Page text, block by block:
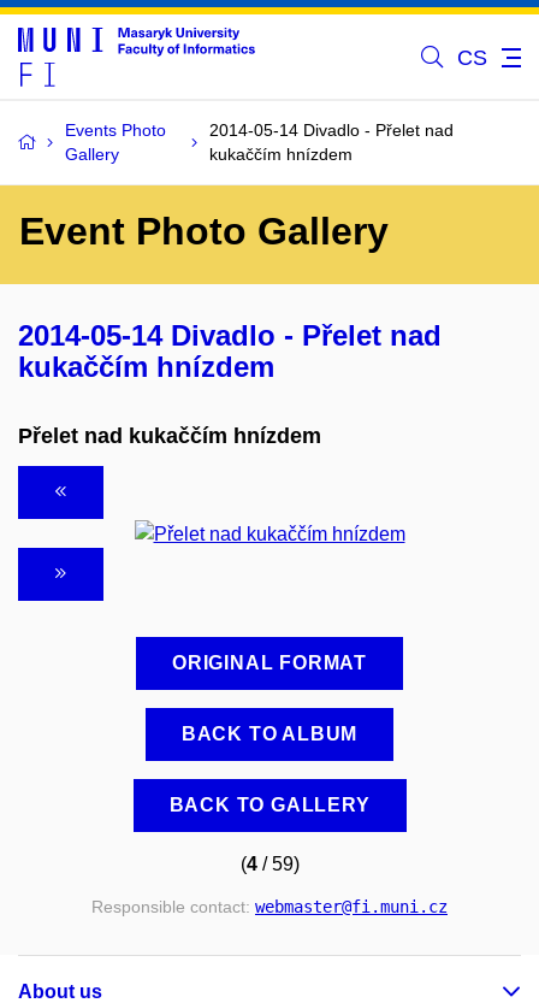
CS
Events Photo
Gallery
2014-05-14 Divadlo - Přelet nad
kukaččím hnízdem
Event Photo Gallery
2014-05-14 Divadlo - Přelet nad
kukaččím hnízdem
Přelet nad kukaččím hnízdem
ORIGINAL FORMAT
BACK TO ALBUM
BACK TO GALLERY
(4/ 59)
Responsible contact: webmaster@fi.muni.cz
About us